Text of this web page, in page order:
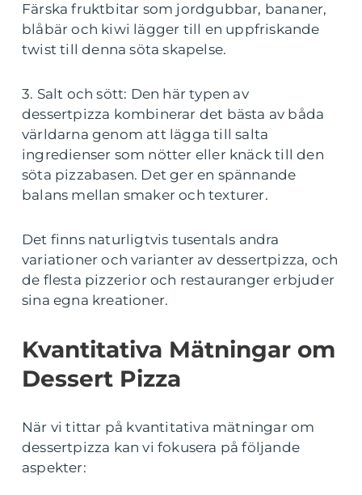
Färska fruktbitar som jordgubbar, bananer,
blåbär och kiwi lägger till en uppfriskande
twist till denna söta skapelse.
3. Salt och sött: Den här typen av
dessertpizza kombinerar det bästa av båda
världarna genom att lägga till salta
ingredienser som nötter eller knäck till den
söta pizzabasen. Det ger en spännande
balans mellan smaker och texturer.
Det finns naturligtvis tusentals andra
variationer och varianter av dessertpizza, och
de flesta pizzerior och restauranger erbjuder
sina egna kreationer.
Kvantitativa Mätningar om
Dessert Pizza
När vi tittar på kvantitativa mätningar om
dessertpizza kan vi fokusera på följande
aspekter: